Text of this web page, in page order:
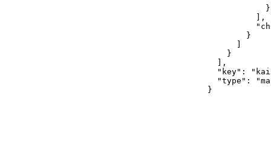
            }
          ],
        }
      ]
    }
  ],
"key":
"type":
}